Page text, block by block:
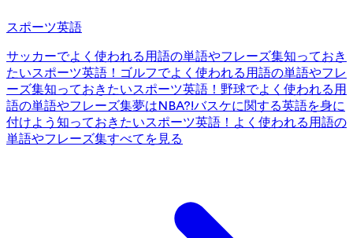
スポーツ英語
サッカーでよく使われる用語の単語やフレーズ集知っておき
たいスポーツ英語！ゴルフでよく使われる用語の単語やフレ
ーズ集知っておきたいスポーツ英語！野球でよく使われる用
語の単語やフレーズ集夢はNBA?!バスケに関する英語を身に
付けよう 知っておきたいスポーツ英語！よく使われる用語の
単語やフレーズ集すべてを見る